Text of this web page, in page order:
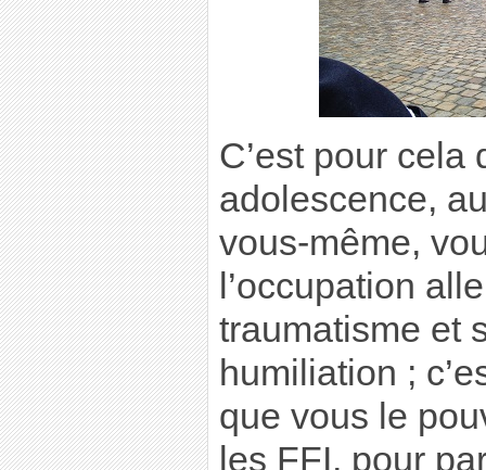
C’est pour cela
adolescence,
vous-même,
l’occupation
traumatisme et
humiliation ;
que vous le
les FFI, pour